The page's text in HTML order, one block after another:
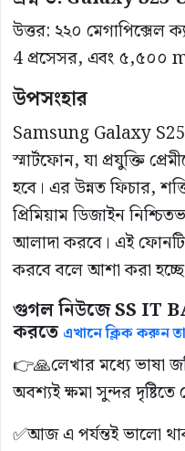
উত্তর: ২২০ মেগাপিক্সেল
4 প্রসেসর, এবং ৫,৫০০
উপসংহার
Samsung Galaxy S25
স্মার্টফোন, যা প্রযুক্তি
হবে। এর উন্নত ফিচার,
প্রিমিয়াম ডিজাইন
আলাদা করবে। এই ফোনটি
করবে বলে আশা করা
গুগল নিউজে SS IT
করতে এখানে ক্লিক করুন
👉🙏লেখার মধ্যে ভাষা
অবশ্যই ক্ষমা সুন্দর দৃষ্টিতে
✅আজ এ পর্যন্তই ভালো